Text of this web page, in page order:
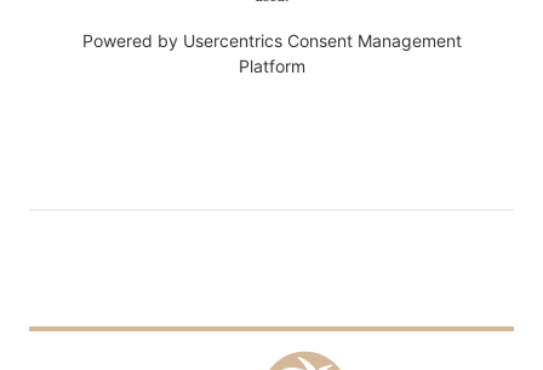
Powered by Usercentrics Consent Management
Platform